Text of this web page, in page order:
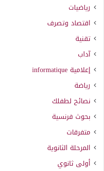
رياضيات
اقتصاد وتصرف
تقنية
آداب
إعلامية informatique
رياضة
نصائح لطفلك
بحوث فرنسية
متفرقات
المرحلة الثانوية
أولى ثانوي